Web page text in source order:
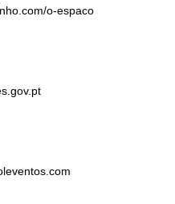
o-espaco